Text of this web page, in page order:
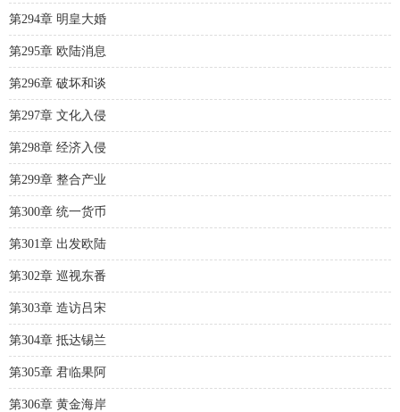
第294章 明皇大婚
第295章 欧陆消息
第296章 破坏和谈
第297章 文化入侵
第298章 经济入侵
第299章 整合产业
第300章 统一货币
第301章 出发欧陆
第302章 巡视东番
第303章 造访吕宋
第304章 抵达锡兰
第305章 君临果阿
第306章 黄金海岸